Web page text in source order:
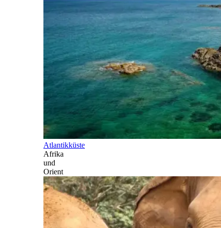
Atlantikküste
Afrika
und
Orient